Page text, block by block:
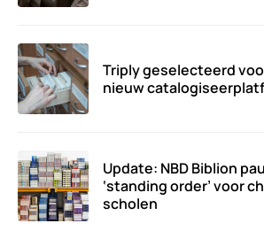
Triply geselecteerd
nieuw
Update: NBD Biblion
‘standing order’ voor
scholen